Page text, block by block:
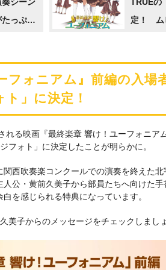
っぷり
定！ ム
フォニアム』前編の入場
」に決定！
る映画『最終楽章 響け！ユーフォニア
フォト」に決定したことが明らかに。
西吹奏楽コンクールでの演奏を終えた
公・黄前久美子から部員たちへ向けた
を感じられる特典になっています。
美子からのメッセージをチェックしまし